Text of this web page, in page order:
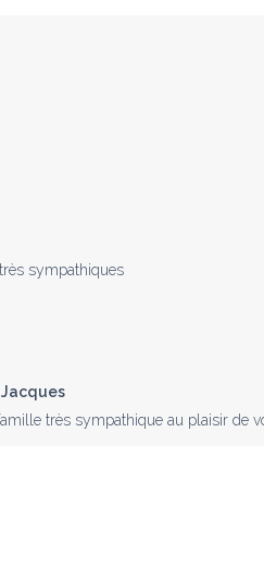
sympathiques
très sympathique au plaisir de